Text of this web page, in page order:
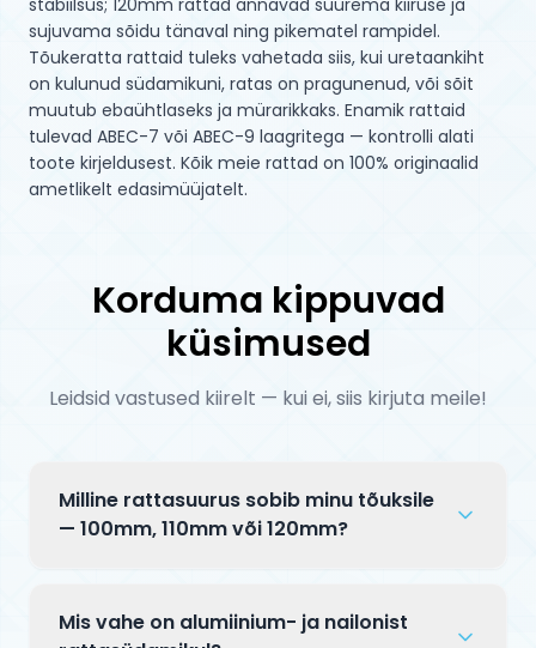
sujuvama sõidu tänaval ning pikematel rampidel.
Tõukeratta rattaid tuleks vahetada siis, kui uretaankiht
on kulunud südamikuni, ratas on pragunenud, või sõit
muutub ebaühtlaseks ja mürarikkaks. Enamik rattaid
tulevad ABEC-7 või ABEC-9 laagritega — kontrolli alati
toote kirjeldusest. Kõik meie rattad on 100% originaalid
ametlikelt edasimüüjatelt.
Korduma kippuvad
küsimused
Leidsid vastused kiirelt — kui ei, siis kirjuta meile!
Milline rattasuurus sobib minu tõuksile
— 100mm, 110mm või 120mm?
pööretes — sobivad park-sõitjatele, kes
Mis vahe on alumiinium- ja nailonist